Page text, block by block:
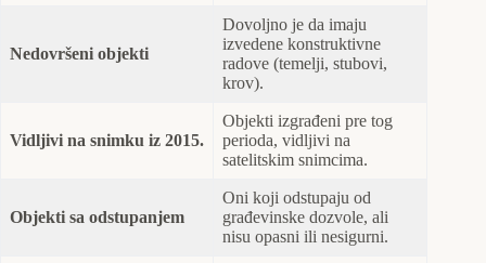
Nedovršeni objekti
Dovoljno je da imaju
izvedene konstruktivne
radove (temelji, stubovi,
krov).
Vidljivi na snimku iz 2015.
Objekti izgrađeni pre tog
perioda, vidljivi na
satelitskim snimcima.
Objekti sa odstupanjem
Oni koji odstupaju od
građevinske dozvole, ali
nisu opasni ili nesigurni.